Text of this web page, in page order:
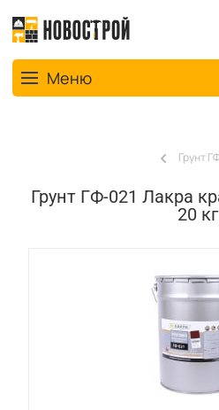
Toggle navigation
Меню
Грунт
Грунт ГФ-021 Лакра
20 кг